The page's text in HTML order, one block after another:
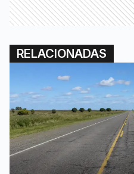
RELACIONADAS